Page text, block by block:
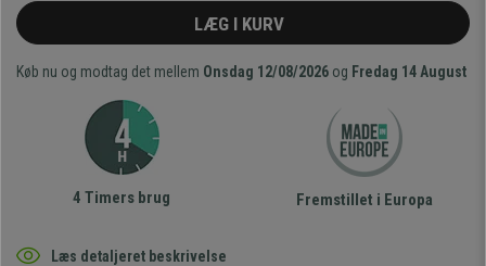
LÆG I KURV
Køb nu og modtag det mellem Onsdag 12/08/2026 og Fredag 14 August
4 Timers brug Fremstillet i Europa
Læs detaljeret beskrivelse